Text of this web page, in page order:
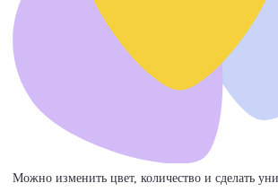
Можно изменить цвет, количество и сделать